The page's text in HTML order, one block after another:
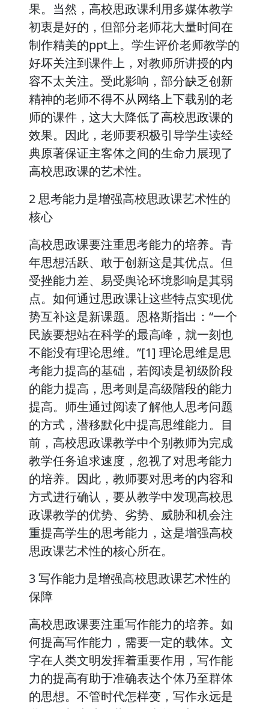
果。当然，高校思政课利用多媒体教学
初衷是好的，但部分老师花大量时间在
制作精美的ppt上。学生评价老师教学的
好坏关注到课件上，对教师所讲授的内
容不太关注。受此影响，部分缺乏创新
精神的老师不得不从网络上下载别的老
师的课件，这大大降低了高校思政课的
效果。因此，老师要积极引导学生读经
典原著保证主客体之间的生命力展现了
高校思政课的艺术性。
2 思考能力是增强高校思政课艺术性的
核心
高校思政课要注重思考能力的培养。青
年思想活跃、敢于创新这是其优点。但
受挫能力差、易受舆论环境影响是其弱
点。如何通过思政课让这些特点实现优
势互补这是新课题。恩格斯指出：“一个
民族要想站在科学的最高峰，就一刻也
不能没有理论思维。”[1] 理论思维是思
考能力提高的基础，若阅读是初级阶段
的能力提高，思考则是高级階段的能力
提高。师生通过阅读了解他人思考问题
的方式，潜移默化中提高思维能力。目
前，高校思政课教学中个别教师为完成
教学任务追求速度，忽视了对思考能力
的培养。因此，教师要对思考的内容和
方式进行确认，要从教学中发现高校思
政课教学的优势、劣势、威胁和机会注
重提高学生的思考能力，这是增强高校
思政课艺术性的核心所在。
3 写作能力是增强高校思政课艺术性的
保障
高校思政课要注重写作能力的培养。如
何提高写作能力，需要一定的载体。文
字在人类文明发挥着重要作用，写作能
力的提高有助于准确表达个体乃至群体
的思想。不管时代怎样变，写作永远是